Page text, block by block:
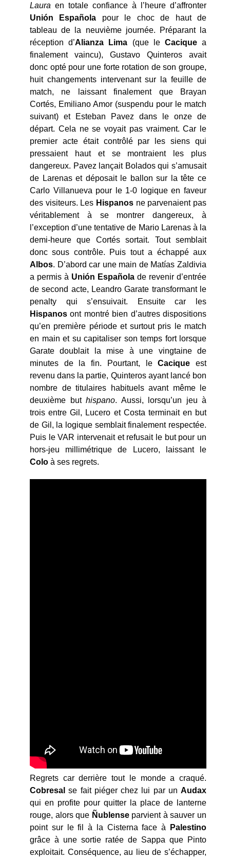
Laura en totale confiance à l’heure d’affronter
Unión
Española pour le choc de haut de
tableau de la neuvième journée. Préparant la
réception d’Alianza Lima (que le Caciquea
finalement vaincu), Gustavo Quinteros avait
donc opté pour une forte rotation de son groupe,
huit changements intervenant sur la feuille de
match, ne laissant finalement que Brayan
Cortés, Emiliano Amor (suspendu pour le match
suivant) et Esteban Pavez dans le onze de
départ. Cela ne se voyait pas vraiment. Car le
premier acte était contrôlé par les siens qui
pressaient haut et se montraient les plus
dangereux. Pavez lançait Bolados qui s’amusait
de Larenas et déposait le ballon sur la tête ce
Carlo Villanueva pour le 1-0 logique en faveur
des visiteurs. Les Hispanos ne parvenaient pas
véritablement à se montrer dangereux, à
l’exception d’une tentative de Mario Larenas à la
demi-heure que Cortés sortait. Tout semblait
donc sous contrôle. Puis tout a échappé aux
Albos. D’abord car une main de Matías Zaldivia
a permis à Unión Española de revenir d’entrée
de second acte, Leandro Garate transformant le
penalty qui s’ensuivait. Ensuite car les
Hispanos ont montré bien d’autres dispositions
qu’en première période et surtout pris le match
en main et su capitaliser son temps fort lorsque
Garate doublait la mise à une vingtaine de
minutes de la fin. Pourtant, leCacique est
revenu dans la partie, Quinteros ayant lancé bon
nombre de titulaires habituels avant même le
deuxième but hispano. Aussi, lorsqu’un jeu à
trois entre Gil, Lucero et Costa terminait en but
de Gil, la logique semblait finalement respectée.
Puis le VAR intervenait et refusait le but pour un
hors-jeu millimétrique de Lucero, laissant le
Colo à ses regrets.
Regrets car derrière tout le monde a craqué.
Cobresal se fait piéger chez lui par un Audax
qui en profite pour quitter la place de lanterne
rouge, alors que Ñublenseparvient à sauver un
point sur le fil à la Cisterna face à
Palestino
grâce à une sortie ratée de Sappa que Pinto
exploitait. Conséquence, au lieu de s’échapper,